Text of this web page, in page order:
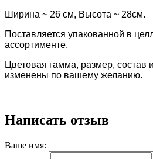
Ширина ~ 26 см, Высота ~ 28см.
Поставляется упакованной в
ассортименте.
Цветовая гамма, размер, состав
изменены по вашему желанию.
Написать отзыв
Ваше имя: